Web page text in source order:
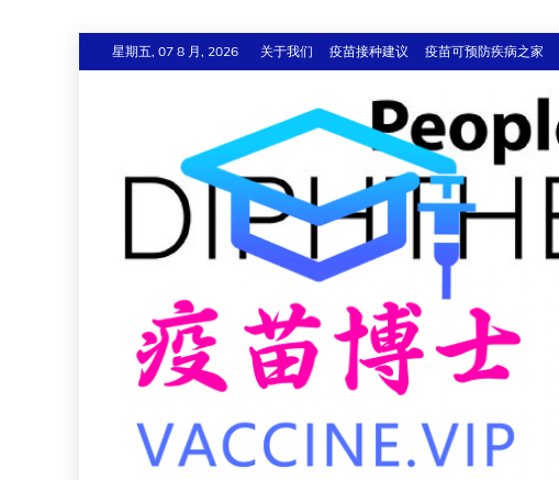
至
星期五, 07 8 月, 2026 关于我们 疫苗接种建议 疫苗可预防疾病之家